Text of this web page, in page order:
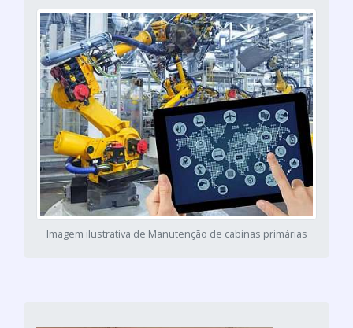
Imagem ilustrativa de Manutenção de cabinas primárias